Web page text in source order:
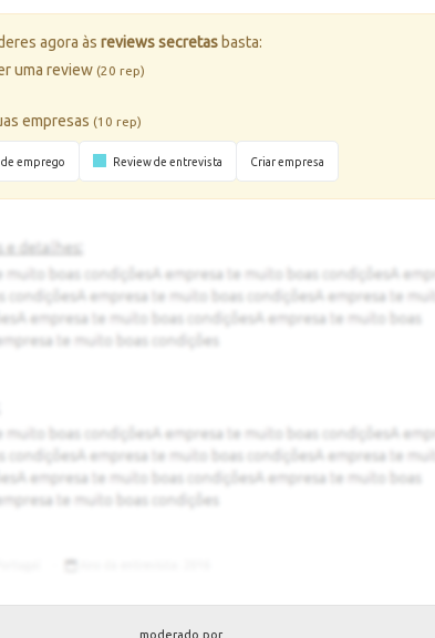
agora àsreviews secretas basta:
uma review(20 rep)
empresas(10 rep)
emprego Review de entrevista Criar empresa
moderado por